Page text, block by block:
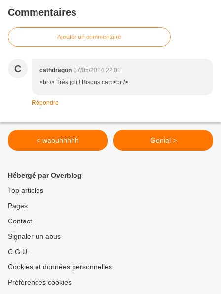
Commentaires
Ajouter un commentaire
C cathdragon 17/05/2014 22:01
<br /> Très joli ! Bisous cath<br />
Répondre
< waouhhhhh Genial >
Hébergé par Overblog
Top articles
Pages
Contact
Signaler un abus
C.G.U.
Cookies et données personnelles
Préférences cookies